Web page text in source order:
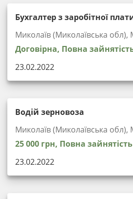
Бухгалтер з заробітної
Миколаїв (Миколаївська обл),
Договірна, Повна
23.02.2022
Водій зерновоза
Миколаїв (Миколаївська обл),
25 000 грн, Повна зайнятість
23.02.2022